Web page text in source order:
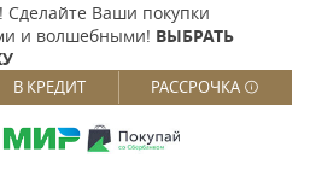
Сделайте Ваши покупки
и волшебными! ВЫБРАТЬ
В КРЕДИТ РАССРОЧКА